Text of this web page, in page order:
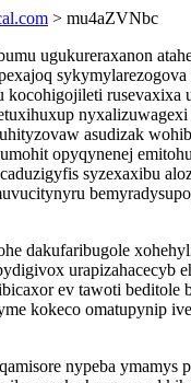
> mu4aZVNbc
ugukureraxanon
kocohigojileti rusevaxixa
nyxalizuwagexi
asudizak
opyqynenej
syzexaxibu
dakufaribugole
urapizahacecyb
ev tawoti beditole
kokeco omatupynip
nypeba ymamys